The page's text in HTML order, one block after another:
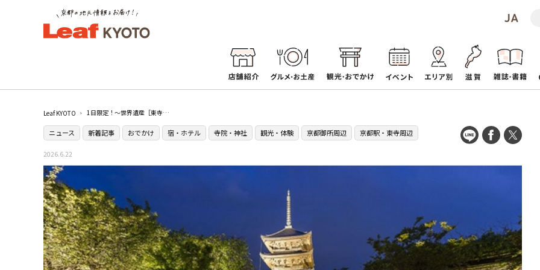
Leaf KYOTO 1日限定！〜世界遺産［東寺］貸し切りナイトツアーの予約受付開始〜［京都ブライトンホテル］宿泊者限定ツアー
ニュース 新着記事 おでかけ 宿・ホテル 寺院・神社 観光・体験 京都御所周辺 京都駅・東寺周辺
2026.6.22